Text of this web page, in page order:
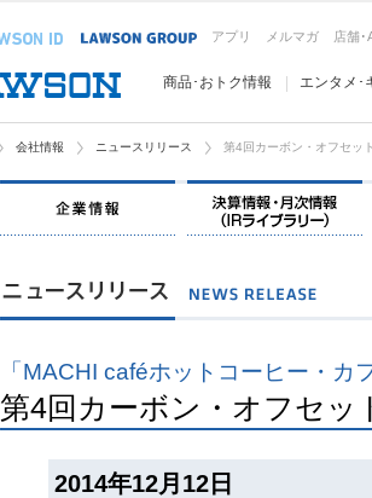
アプリ メルマガ 店舗･
商品･おトク情報 エンタメ･
会社情報 ニュースリリース 第4回カーボン・オフセッ
企業情報
「MACHI caféホットコーヒー・
第4回カーボン・オフセッ
2014年12月12日